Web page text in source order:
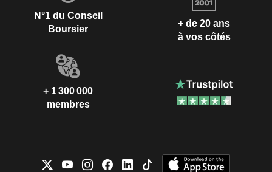
N°1 du Conseil
Boursier
+ de 20 ans
à vos côtés
+ 1 300 000
membres